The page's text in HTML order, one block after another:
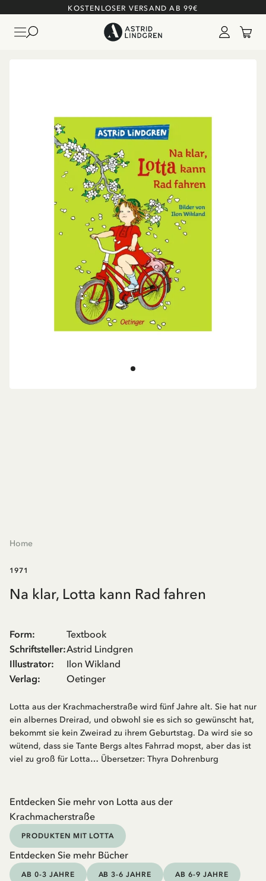
KOSTENLOSER VERSAND AB 99€
Home
1971
Na klar, Lotta kann Rad fahren
Form:
Textbook
Schriftsteller:Astrid Lindgren
Illustrator:
Ilon Wikland
Verlag: Oetinger
Lotta aus der Krachmacherstraße wird fünf Jahre alt. Sie hat nur
ein albernes Dreirad, und obwohl sie es sich so gewünscht hat,
bekommt sie kein Zweirad zu ihrem Geburtstag. Da wird sie so
wütend, dass sie Tante Bergs altes Fahrrad mopst, aber das ist
viel zu groß für Lotta… Übersetzer: Thyra Dohrenburg
Entdecken Sie mehr von Lotta aus der
Krachmacherstraße
PRODUKTEN MIT LOTTA
Entdecken Sie mehr Bücher
AB 0-3 JAHRE AB 3-6 JAHRE AB 6-9 JAHRE